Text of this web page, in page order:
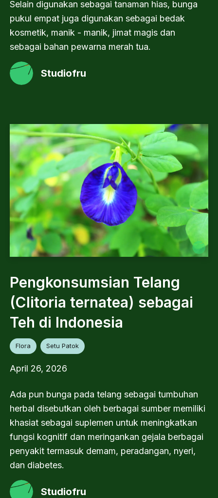
Selain digunakan sebagai tanaman hias, bunga
pukul empat juga digunakan sebagai bedak
kosmetik, manik - manik, jimat magis dan
sebagai bahan pewarna merah tua.
Studiofru
Pengkonsumsian Telang
(Clitoria ternatea) sebagai
Teh di Indonesia
Flora Setu Patok
April 26, 2026
Ada pun bunga pada telang sebagai tumbuhan
herbal disebutkan oleh berbagai sumber memiliki
khasiat sebagai suplemen untuk meningkatkan
fungsi kognitif dan meringankan gejala berbagai
penyakit termasuk demam, peradangan, nyeri,
dan diabetes.
Studiofru